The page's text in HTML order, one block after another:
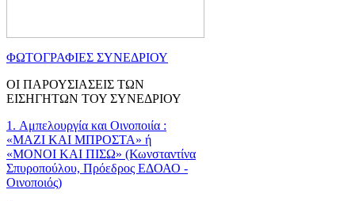
ΦΩΤΟΓΡΑΦΙΕΣ ΣΥΝΕΔΡΙΟΥ
ΟΙ ΠΑΡΟΥΣΙΑΣΕΙΣ ΤΩΝ
ΕΙΣΗΓΗΤΩΝ ΤΟΥ ΣΥΝΕΔΡΙΟΥ
1. Αμπελουργία και Οινοποιία :
«ΜΑΖΙ ΚΑΙ ΜΠΡΟΣΤΑ» ή
«ΜΟΝΟΙ ΚΑΙ ΠΙΣΩ» (Κωνσταντίνα
Σπυροπούλου, Πρόεδρος ΕΔΟΑΟ -
Οινοποιός)